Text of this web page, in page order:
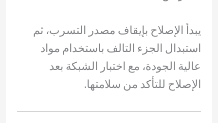
يبدأ الإصلاح بإيقاف مصدر التسرب، ثم
استبدال الجزء التالف باستخدام مواد
عالية الجودة، مع اختبار الشبكة بعد
الإصلاح للتأكد من سلامتها.